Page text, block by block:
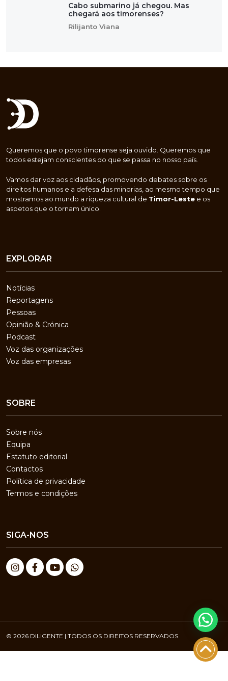
Cabo submarino já chegou. Mas
chegará aos timorenses?
Rilijanto Viana
Queremos que o povo timorense seja ouvido. Queremos que
todos estejam conscientes do que se passa no nosso país.
Vamos dar voz aos cidadãos, promovendo debates sobre os
direitos humanos e a defesa das minorias, ao mesmo tempo que
mostramos ao mundo a riqueza cultural de Timor-Leste e os
aspetos que o tornam único.
EXPLORAR
Notícias
Reportagens
Pessoas
Opinião & Crónica
Podcast
Voz das organizações
Voz das empresas
SOBRE
Sobre nós
Equipa
Estatuto editorial
Contactos
Política de privacidade
Termos e condições
SIGA-NOS
© 2026 DILIGENTE | TODOS OS DIREITOS RESERVADOS